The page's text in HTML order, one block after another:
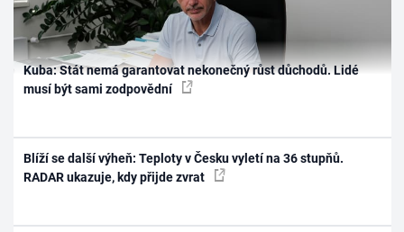
Kuba: Stát nemá garantovat nekonečný růst důchodů. Lidé
musí být sami zodpovědní
Blíží se další výheň: Teploty v Česku vyletí na 36 stupňů.
RADAR ukazuje, kdy přijde zvrat